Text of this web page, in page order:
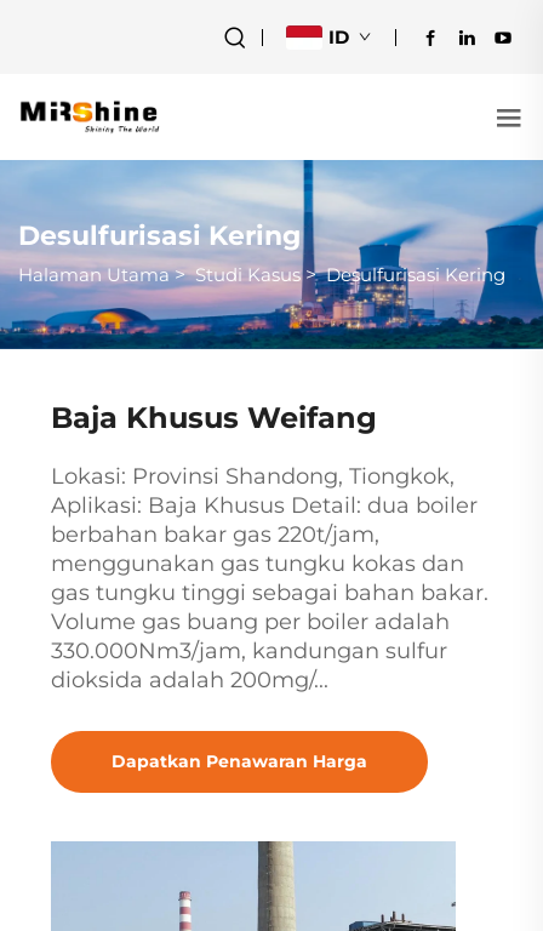
ID
Desulfurisasi Kering
Halaman Utama>Studi Kasus>Desulfurisasi Kering
Baja Khusus Weifang
Lokasi: Provinsi Shandong, Tiongkok,
Aplikasi: Baja Khusus Detail: dua boiler
berbahan bakar gas 220t/jam,
menggunakan gas tungku kokas dan
gas tungku tinggi sebagai bahan bakar.
Volume gas buang per boiler adalah
330.000Nm3/jam, kandungan sulfur
dioksida adalah 200mg/...
Dapatkan Penawaran Harga